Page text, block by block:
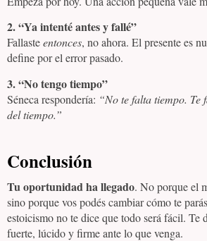
2. “Ya intenté antes y fallé”
Fallasteentonces, no ahora. El presente es
define por el error pasado.
3. “No tengo tiempo”
Séneca respondería: “No te falta tiempo. Te
del tiempo.”
Conclusión
Tu oportunidad ha llegado. No porque el
sino porque vos podés cambiar cómo te
estoicismo no te dice que todo será fácil. Te
fuerte, lúcido y firme ante lo que venga.